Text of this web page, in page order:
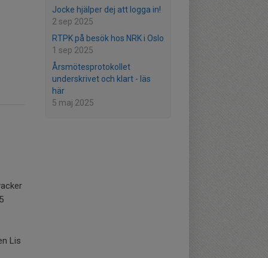
Jocke hjälper dej att logga in!
2 sep 2025
RTPK på besök hos NRK i Oslo
1 sep 2025
Årsmötesprotokollet
underskrivet och klart - läs
här
5 maj 2025
Lis